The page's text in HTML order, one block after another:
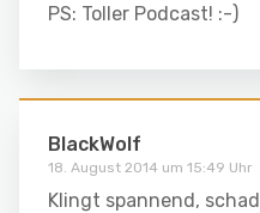
PS: Toller Podcast! :-)
BlackWolf
18. August 2014 um 15:49 Uhr
Klingt spannend,